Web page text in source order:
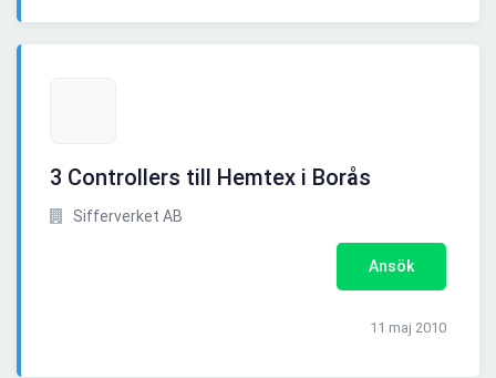
3 Controllers till Hemtex i Borås
Sifferverket AB
Ansök
11 maj 2010